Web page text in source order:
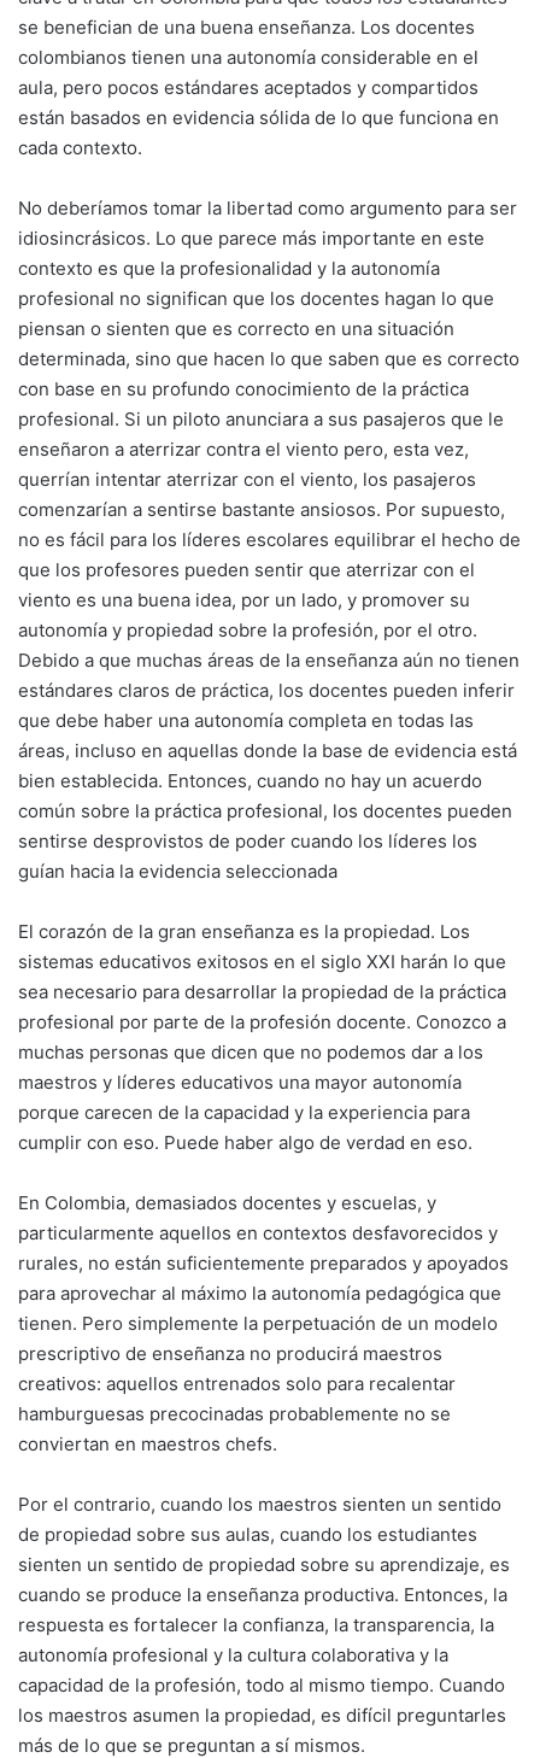
se benefician de una buena enseñanza. Los docentes
colombianos tienen una autonomía considerable en el
aula, pero pocos estándares aceptados y compartidos
están basados en evidencia sólida de lo que funciona en
cada contexto.
No deberíamos tomar la libertad como argumento para ser
idiosincrásicos. Lo que parece más importante en este
contexto es que la profesionalidad y la autonomía
profesional no significan que los docentes hagan lo que
piensan o sienten que es correcto en una situación
determinada, sino que hacen lo que saben que es correcto
con base en su profundo conocimiento de la práctica
profesional. Si un piloto anunciara a sus pasajeros que le
enseñaron a aterrizar contra el viento pero, esta vez,
querrían intentar aterrizar con el viento, los pasajeros
comenzarían a sentirse bastante ansiosos. Por supuesto,
no es fácil para los líderes escolares equilibrar el hecho de
que los profesores pueden sentir que aterrizar con el
viento es una buena idea, por un lado, y promover su
autonomía y propiedad sobre la profesión, por el otro.
Debido a que muchas áreas de la enseñanza aún no tienen
estándares claros de práctica, los docentes pueden inferir
que debe haber una autonomía completa en todas las
áreas, incluso en aquellas donde la base de evidencia está
bien establecida. Entonces, cuando no hay un acuerdo
común sobre la práctica profesional, los docentes pueden
sentirse desprovistos de poder cuando los líderes los
guían hacia la evidencia seleccionada
El corazón de la gran enseñanza es la propiedad. Los
sistemas educativos exitosos en el siglo XXI harán lo que
sea necesario para desarrollar la propiedad de la práctica
profesional por parte de la profesión docente. Conozco a
muchas personas que dicen que no podemos dar a los
maestros y líderes educativos una mayor autonomía
porque carecen de la capacidad y la experiencia para
cumplir con eso. Puede haber algo de verdad en eso.
En Colombia, demasiados docentes y escuelas, y
particularmente aquellos en contextos desfavorecidos y
rurales, no están suficientemente preparados y apoyados
para aprovechar al máximo la autonomía pedagógica que
tienen. Pero simplemente la perpetuación de un modelo
prescriptivo de enseñanza no producirá maestros
creativos: aquellos entrenados solo para recalentar
hamburguesas precocinadas probablemente no se
conviertan en maestros chefs.
Por el contrario, cuando los maestros sienten un sentido
de propiedad sobre sus aulas, cuando los estudiantes
sienten un sentido de propiedad sobre su aprendizaje, es
cuando se produce la enseñanza productiva. Entonces, la
respuesta es fortalecer la confianza, la transparencia, la
autonomía profesional y la cultura colaborativa y la
capacidad de la profesión, todo al mismo tiempo. Cuando
los maestros asumen la propiedad, es difícil preguntarles
más de lo que se preguntan a sí mismos.